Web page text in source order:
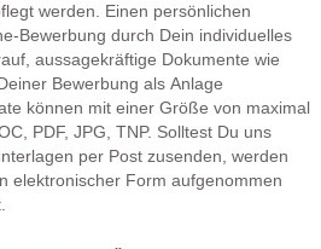
werden. Einen persönlichen
Bewerbung durch Dein individuelles
aussagekräftige Dokumente wie
Bewerbung als Anlage
können mit einer Größe von maximal
PDF, JPG, TNP. Solltest Du uns
per Post zusenden, werden
elektronischer Form aufgenommen